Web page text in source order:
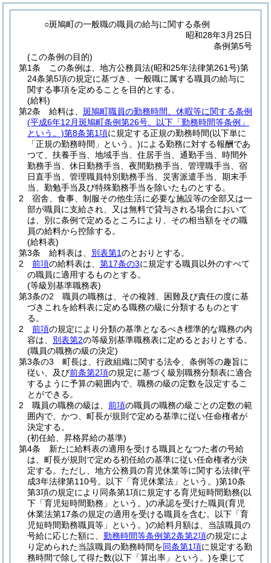
○斑鳩町の一般職の職員の給与に関する条例
昭和28年3月25日
条例第5号
(この条例の目的)
第1条
この条例は、地方公務員法(昭和25年法律第261号)第
24条第5項の規定に基づき、一般職に属する職員の給与に
関する事項を定めることを目的とする。
(給料)
第2条
給料は、 斑鳩町職員の勤務時間、休暇等に関する条例
(平成6年12月斑鳩町条例第26号。以下「勤務時間等条例」
という。)第8条第1項に規定する正規の勤務時間(以下単に
「正規の勤務時間」という。)による勤務に対する報酬であ
つて、扶養手当、地域手当、住居手当、通勤手当、時間外
勤務手当、休日勤務手当、夜間勤務手当、管理職手当、宿
日直手当、管理職員特別勤務手当、災害派遣手当、期末手
当、勤勉手当及び特殊勤務手当を除いたものとする。
2
宿舎、食事、制服その他生活に必要な施設等の全部又は一
部が職員に支給され、又は無料で貸与される場合において
は、別に条例で定めるところにより、その相当額をその職
員の給料から控除する。
(給料表)
第3条
給料表は、 別表第1のとおりとする。
2
前項の給料表は、 第17条の3に規定する職員以外のすべて
の職員に適用するものとする。
(等級別基準職務表)
第3条の2
職員の職務は、その複雑、困難及び責任の度に基
づきこれを給料表に定める職務の級に分類するものとす
る。
2
前項の規定により分類の基準となるべき標準的な職務の内
容は、 別表第2の等級別基準職務表に定めるとおりとする。
(職員の職務の級の決定)
第3条の3
町長は、行政組織に関する法令、条例等の趣旨に
従い、及び前条第2項の規定に基づく級別職務分類表に適合
するように予算の範囲内で、職務の級の定数を設定するこ
とができる。
2
職員の職務の級は、 前項の職員の職務の級ごとの定数の範
囲内で、かつ、町長が規則で定める基準に従い任命権者が
決定する。
(初任給、昇格昇給の基準)
第4条
新たに給料表の適用を受ける職員となつた者の号給
は、町長が規則で定める初任給の基準に従い任命権者が決
定する。 ただし、地方公務員の育児休業等に関する法律(平
成3年法律第110号。以下「育児休業法」という。)第10条
第3項の規定により同条第1項に規定する育児短時間勤務(以
下「育児短時間勤務」という。)の承認を受けた職員(育児
休業法第17条の規定の適用を受ける職員を含む。以下「育
児短時間勤務職員等」という。)の給料月額は、当該職員の
号給に応じた額に、 勤務時間等条例第2条第2項の規定によ
り定められた当該職員の勤務時間を同条第1項に規定する勤
務時間で除して得た数(以下「算出率」という。)を乗じて